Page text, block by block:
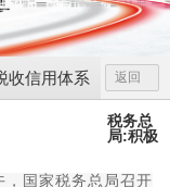
收信用体系 返回
税务总
局:积极
国家税务总局召开